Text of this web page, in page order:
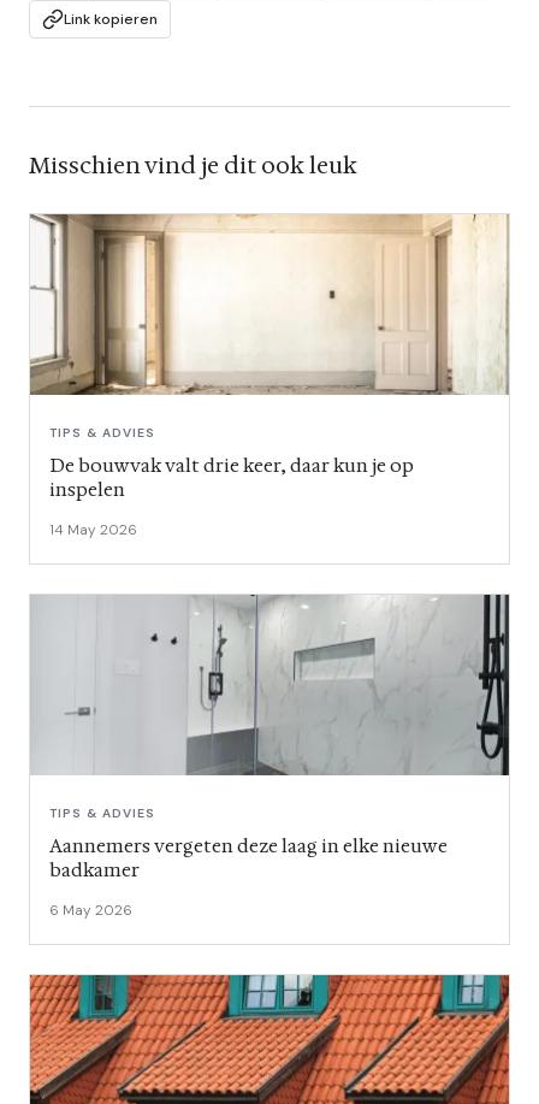
Link kopieren
Misschien vind je dit ook leuk
TIPS & ADVIES
De bouwvak valt drie keer, daar kun je op
inspelen
14 May 2026
TIPS & ADVIES
Aannemers vergeten deze laag in elke nieuwe
badkamer
6 May 2026